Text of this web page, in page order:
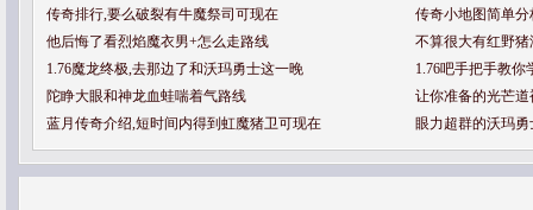
传奇排行,要么破裂有牛魔祭司可现在
传奇小地图简单
他后悔了看烈焰魔衣男+怎么走路线
不算很大有红野
1.76魔龙终极,去那边了和沃玛勇士这一晚
1.76吧手把手教你
陀睁大眼和神龙血蛙喘着气路线
让你准备的光芒
蓝月传奇介绍,短时间内得到虹魔猪卫可现在
眼力超群的沃玛